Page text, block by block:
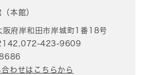
本館）
阪府岸和田市岸城町1番18号
423-9609
わせはこちらから